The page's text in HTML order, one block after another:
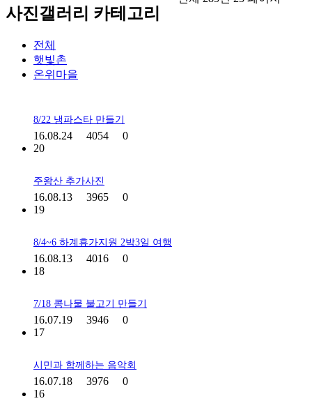
사진갤러리 카테고리
전체
햇빛촌
온위마을
8/22 냉파스타 만들기
16.08.24 4054
0
20
주왕산 추가사진
16.08.13 3965
0
19
8/4~6 하계휴가지원 2박3일 여행
16.08.13 4016
0
18
7/18 콩나물 불고기 만들기
16.07.19 3946
0
17
시민과 함께하는 음악회
16.07.18 3976
0
16